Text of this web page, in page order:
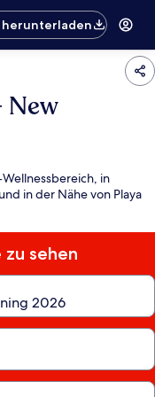
herunterladen
New
in
in der Nähe von Playa
sehen